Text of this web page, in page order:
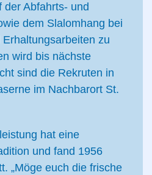
der Abfahrts- und
dem Slalomhang bei
zu
wird bis nächste
sind die Rekruten in
im Nachbarort St.
hat eine
und fand 1956
„Möge euch die frische